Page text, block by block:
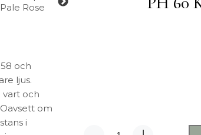
Portabla Lampor
och
ljus.
vart och
om
i